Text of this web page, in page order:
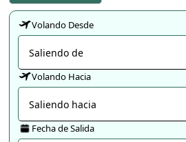
Volando Desde
Volando Hacia
Fecha de Salida